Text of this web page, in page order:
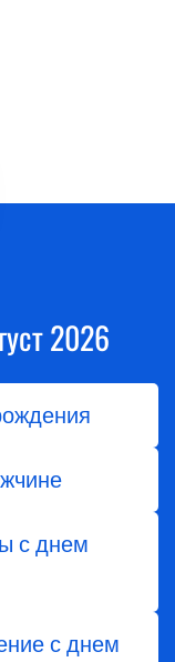
2026
с днем
с днем